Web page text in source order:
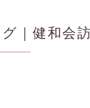
｜健和会